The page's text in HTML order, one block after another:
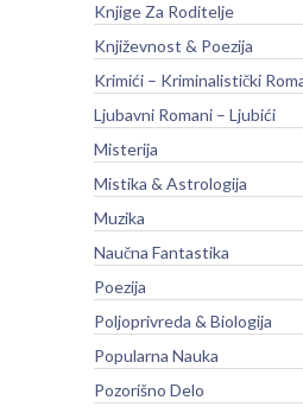
Knjige Za Roditelje
Književnost & Poezija
Krimići – Kriminalistički
Ljubavni Romani – Ljubići
Misterija
Mistika & Astrologija
Muzika
Naučna Fantastika
Poezija
Poljoprivreda & Biologija
Popularna Nauka
Pozorišno Delo